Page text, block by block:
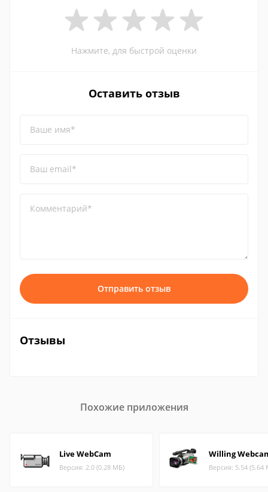
Нажмите, для быстрой оценки
Оставить отзыв
Ваше имя*
Ваш email*
Комментарий*
Отправить отзыв
Отзывы
Похожие приложения
Live WebCam
Версия: 2.0 (0.28 МБ)
Willing
Версия: 5.54 (5.64